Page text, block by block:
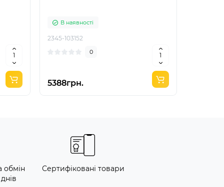
В наявності
2345-103152
0
5388грн.
обмін
Сертифіковані товари